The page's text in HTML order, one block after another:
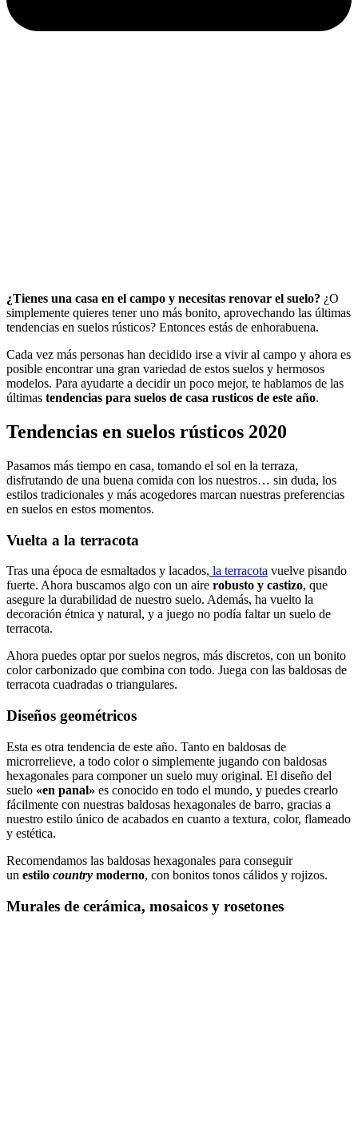
¿Tienes una casa en el campo y necesitas renovar el suelo? ¿O
simplemente quieres tener uno más bonito, aprovechando las últimas
tendencias en suelos rústicos? Entonces estás de enhorabuena.
Cada vez más personas han decidido irse a vivir al campo y ahora es
posible encontrar una gran variedad de estos suelos y hermosos
modelos. Para ayudarte a decidir un poco mejor, te hablamos de las
últimas tendencias para suelos de casa rusticos de este año.
Tendencias en suelos rústicos 2020
Pasamos más tiempo en casa, tomando el sol en la terraza,
disfrutando de una buena comida con los nuestros… sin duda, los
estilos tradicionales y más acogedores marcan nuestras preferencias
en suelos en estos momentos.
Vuelta a la terracota
Tras una época de esmaltados y lacados, la terracota vuelve pisando
fuerte. Ahora buscamos algo con un aire robusto y castizo, que
asegure la durabilidad de nuestro suelo. Además, ha vuelto la
decoración étnica y natural, y a juego no podía faltar un suelo de
terracota.
Ahora puedes optar por suelos negros, más discretos, con un bonito
color carbonizado que combina con todo. Juega con las baldosas de
terracota cuadradas o triangulares.
Diseños geométricos
Esta es otra tendencia de este año. Tanto en baldosas de
microrrelieve, a todo color o simplemente jugando con baldosas
hexagonales para componer un suelo muy original. El diseño del
suelo «en panal» es conocido en todo el mundo, y puedes crearlo
fácilmente con nuestras baldosas hexagonales de barro, gracias a
nuestro estilo único de acabados en cuanto a textura, color, flameado
y estética.
Recomendamos las baldosas hexagonales para conseguir
un estilo country moderno, con bonitos tonos cálidos y rojizos.
Murales de cerámica, mosaicos y rosetones